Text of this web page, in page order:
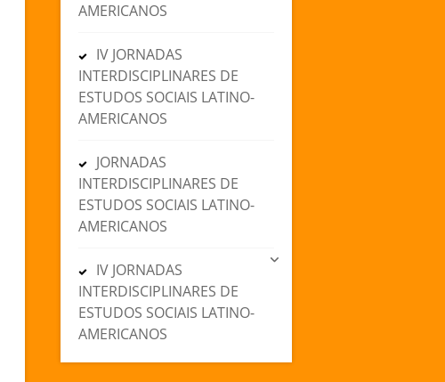
AMERICANOS
IV JORNADAS
INTERDISCIPLINARES DE
ESTUDOS SOCIAIS LATINO-
AMERICANOS
JORNADAS
INTERDISCIPLINARES DE
ESTUDOS SOCIAIS LATINO-
AMERICANOS
IV JORNADAS
INTERDISCIPLINARES DE
ESTUDOS SOCIAIS LATINO-
AMERICANOS